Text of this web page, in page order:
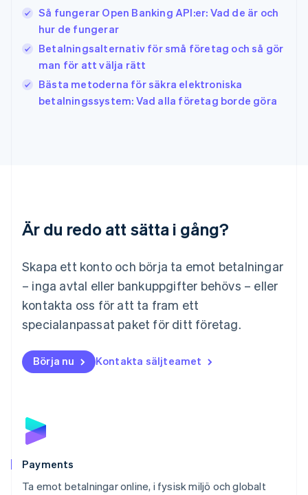
Så fungerar Open Banking API:er: Vad de är och
hur de fungerar
Betalningsalternativ för små företag och så gör
man för att välja rätt
Bästa metoderna för säkra elektroniska
betalningssystem: Vad alla företag borde göra
Är du redo att sätta i gång?
Skapa ett konto och börja ta emot betalningar
– inga avtal eller bankuppgifter behövs – eller
kontakta oss för att ta fram ett
specialanpassat paket för ditt företag.
Börja nu Kontakta säljteamet
Payments
Ta emot betalningar online, i fysisk miljö och globalt
ItalianoEnglish
Japan
日本語 English
EnglishFrançais
Kroatien
EnglishItaliano
Malaysia
English
Mexiko
Nederländerna
NederlandsEnglish
English
Nya Zeeland
Portugal
Português
English
DeutschFrançaisItalianoEnglish